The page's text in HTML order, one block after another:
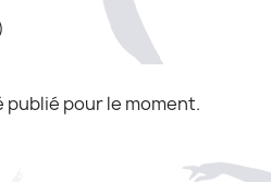
publié pour le moment.